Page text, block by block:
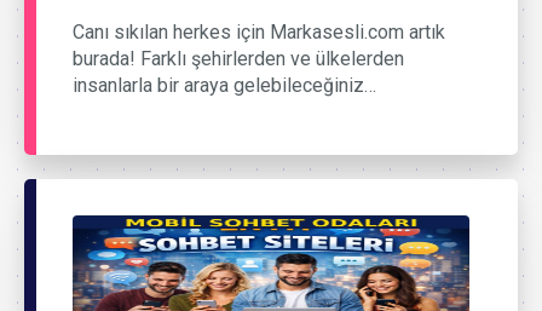
Canı sıkılan herkes için Markasesli.com artık
burada! Farklı şehirlerden ve ülkelerden
insanlarla bir araya gelebileceğiniz…